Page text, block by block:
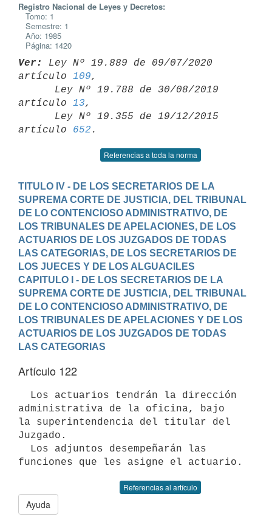
Registro Nacional de Leyes y Decretos:
Tomo: 1
Semestre: 1
Año: 1985
Página: 1420
Ver:
Ley Nº 19.889 de 09/07/2020
artículo 109,
artículo 13,
artículo 652
Referencias a toda la norma
TITULO IV - DE LOS SECRETARIOS DE LA
SUPREMA CORTE DE JUSTICIA, DEL TRIBUNAL
DE LO CONTENCIOSO ADMINISTRATIVO, DE
LOS TRIBUNALES DE APELACIONES, DE LOS
ACTUARIOS DE LOS JUZGADOS DE TODAS
LAS CATEGORIAS, DE LOS SECRETARIOS DE
LOS JUECES Y DE LOS ALGUACILES
CAPITULO I - DE LOS SECRETARIOS DE LA
SUPREMA CORTE DE JUSTICIA, DEL TRIBUNAL
DE LO CONTENCIOSO ADMINISTRATIVO, DE
LOS TRIBUNALES DE APELACIONES Y DE LOS
ACTUARIOS DE LOS JUZGADOS DE TODAS
LAS CATEGORIAS
Artículo 122
administrativa de la oficina, bajo
la superintendencia del titular del
Juzgado.
funciones que les asigne el actuario.
Referencias al artículo
Ayuda